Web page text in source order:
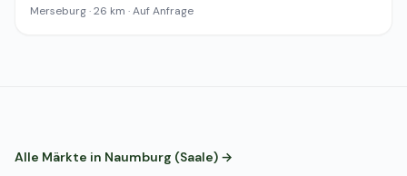
Merseburg · 26 km · Auf Anfrage
Alle Märkte in Naumburg (Saale) →